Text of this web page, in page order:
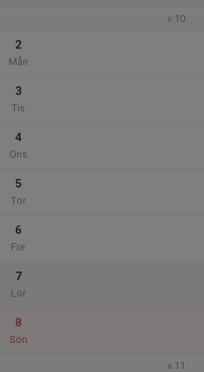
v.10
2
Mån
3
Tis
4
Ons
5
Tor
6
Fre
7
Lör
8
Sön
v.11